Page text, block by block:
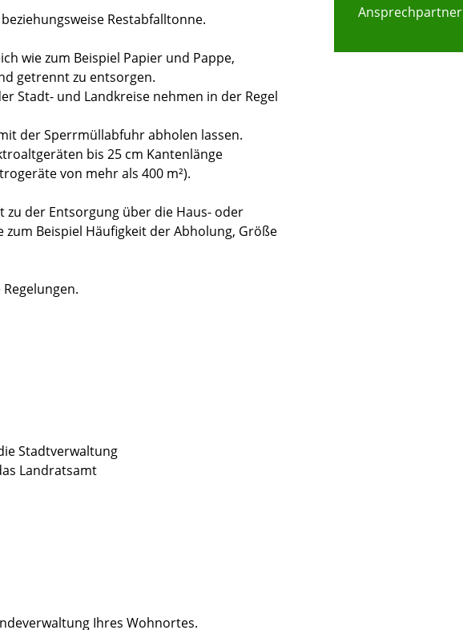
Restabfalltonne.
wie zum Beispiel Papier und Pappe,
getrennt zu entsorgen.
Stadt- und Landkreise nehmen in der Regel
der Sperrmüllabfuhr abholen lassen.
bis 25 cm Kantenlänge
von mehr als 400 m²).
der Entsorgung über die Haus- oder
zum Beispiel Häufigkeit der Abholung, Größe
Stadtverwaltung
Landratsamt
Ihres Wohnortes.
Ansprechpartner